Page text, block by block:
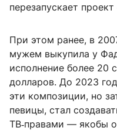
перезапускает
При этом ранее, в
мужем выкупила у
исполнение более 20
долларов. До 2023
эти композиции, но
певицы, стал
ТВ‑правами — якобы